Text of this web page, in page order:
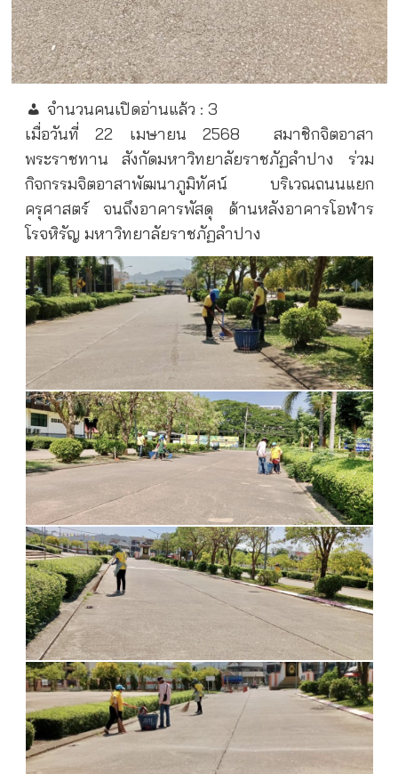
จำนวนคนเปิดอ่านแล้ว : 3
เมื่อวันที่ 22 เมษายน 2568
สมาชิกจิตอาสา
พระราชทาน สังกัดมหาวิทยาลัยราชภัฏลำปาง ร่วม
กิจกรรมจิตอาสาพัฒนาภูมิทัศน์ บริเวณถนนแยก
ครุศาสตร์ จนถึงอาคารพัสดุ ด้านหลังอาคารโอฬาร
โรจหิรัญ มหาวิทยาลัยราชภัฏลำปาง